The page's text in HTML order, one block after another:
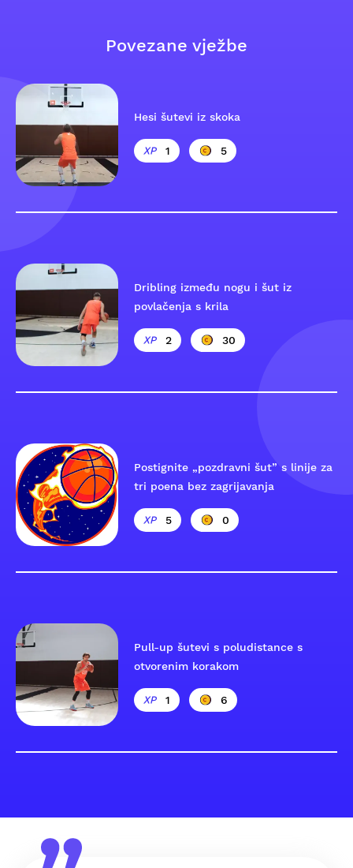
Povezane vježbe
Hesi šutevi iz skoka
1 5
Dribling između nogu i šut iz
povlačenja s krila
2 30
Postignite „pozdravni šut” s linije za
tri poena bez zagrijavanja
5 0
Pull-up šutevi s poludistance s
otvorenim korakom
1 6